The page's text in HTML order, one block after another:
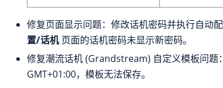
修复页面显示问题：修改话机密码并执行自动
置/话机页面的话机密码未显示新密码。
修复潮流话机 (Grandstream) 自定义模板问题
GMT+01:00，模板无法保存。